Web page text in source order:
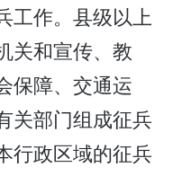
工作。县级以上
关和宣传、教
保障、交通运
关部门组成征兵
行政区域的征兵